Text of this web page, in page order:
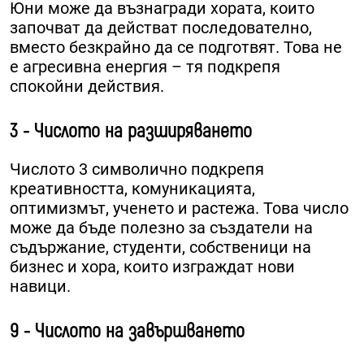
Юни може да възнагради хората, които
започват да действат последователно,
вместо безкрайно да се подготвят. Това не
е агресивна енергия – тя подкрепя
спокойни действия.
3 - Числото на разширяването
Числото 3 символично подкрепя
креативността, комуникацията,
оптимизмът, ученето и растежа. Това число
може да бъде полезно за създатели на
съдържание, студенти, собственици на
бизнес и хора, които изграждат нови
навици.
9 - Числото на завършването